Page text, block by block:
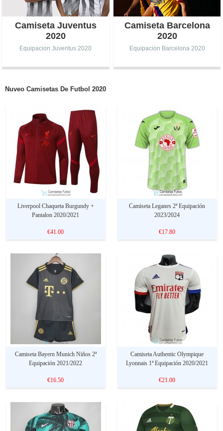
Camiseta Juventus
2020
Equipacion Juventus 2020
Camiseta Barcelona
2020
Equipacion Barcelona 2020
Nuveo Camisetas De Futbol 2020
Liverpool Chaqueta Burgundy +
Pantalon 2020/2021
€41.00
Camiseta Leganes 2ª Equipación
2023/2024
€17.80
Camiseta Bayern Munich Niños 2ª
Equipación 2021/2022
€16.50
Camiseta Authentic Olympique
Lyonnais 1ª Equipación 2020/2021
€21.00